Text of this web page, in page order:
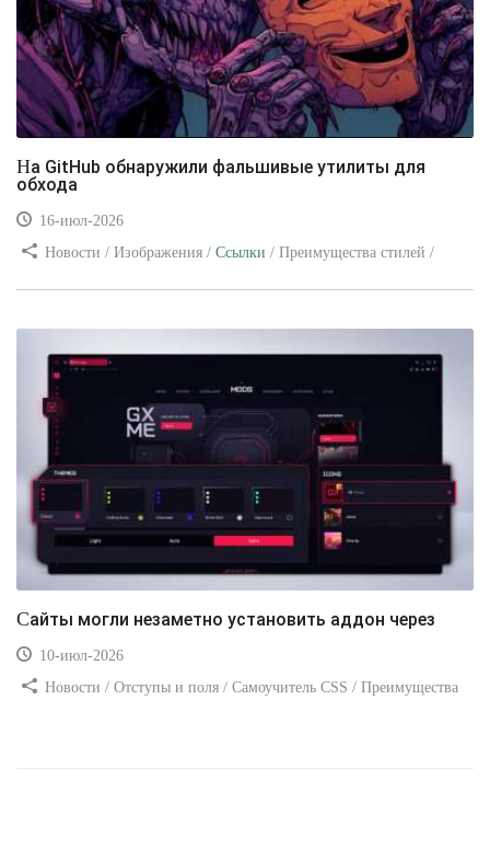
На GitHub обнаружили фальшивые утилиты для
обхода
16-июл-2026
Новости / Изображения / Ссылки / Преимущества стилей /
Сайты могли незаметно установить аддон через
10-июл-2026
Новости / Отступы и поля / Самоучитель CSS / Преимущества